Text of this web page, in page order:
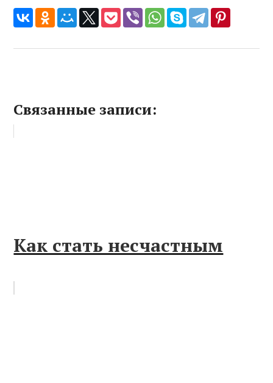
Связанные записи:
Как стать несчастным